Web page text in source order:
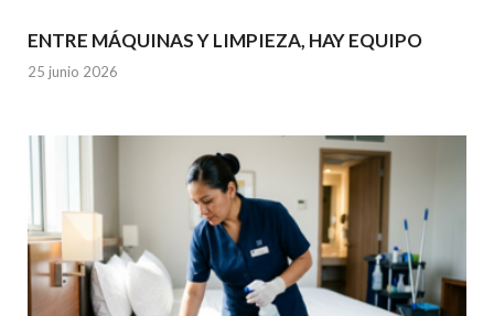
ENTRE MÁQUINAS Y LIMPIEZA, HAY EQUIPO
25 junio 2026